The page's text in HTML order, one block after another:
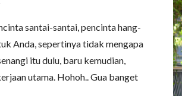
santai-santai, pencinta hang-
Anda, sepertinya tidak mengapa
itu dulu, baru kemudian,
utama. Hohoh.. Gua banget